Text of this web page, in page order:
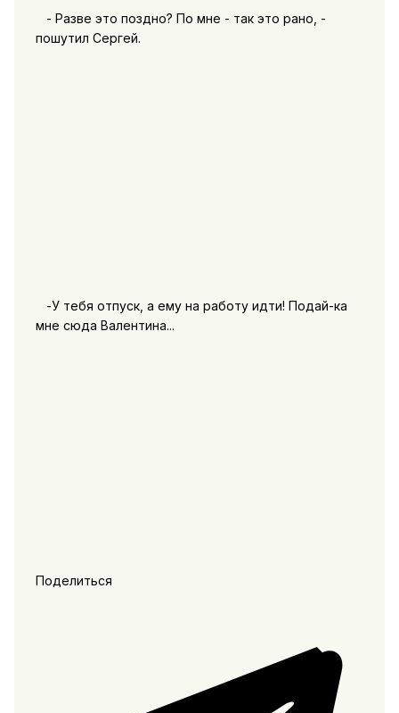
- Разве это поздно? По мне - так это рано, -
пошутил Сергей.
-У тебя отпуск, а ему на работу идти! Подай-ка
мне сюда Валентина...
Поделиться